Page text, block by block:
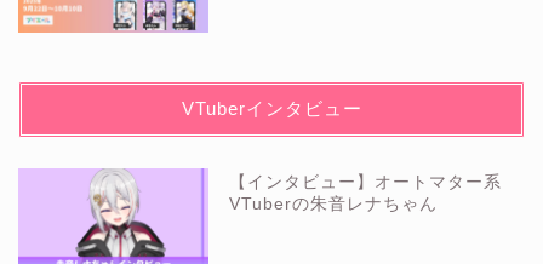
VTuberインタビュー
【インタビュー】オートマター系
VTuberの朱音レナちゃん